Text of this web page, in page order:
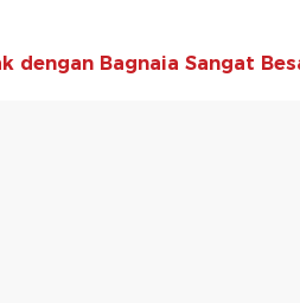
dengan Bagnaia Sangat